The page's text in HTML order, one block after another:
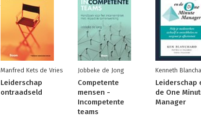
Manfred Kets de Vries
Leiderschap
ontraadseld
Jobbeke de Jong
Competente
mensen -
Incompetente
teams
Kenneth
Leiderschap
de One
Manager